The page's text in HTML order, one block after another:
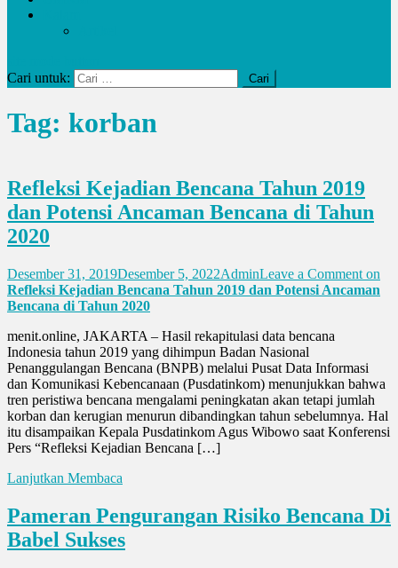
Cari untuk:
Tag: korban
Refleksi Kejadian Bencana Tahun 2019
dan Potensi Ancaman Bencana di Tahun
2020
Desember 31, 2019Desember 5, 2022AdminLeave a Comment on
Refleksi Kejadian Bencana Tahun 2019 dan Potensi Ancaman
Bencana di Tahun 2020
menit.online, JAKARTA – Hasil rekapitulasi data bencana
Indonesia tahun 2019 yang dihimpun Badan Nasional
Penanggulangan Bencana (BNPB) melalui Pusat Data Informasi
dan Komunikasi Kebencanaan (Pusdatinkom) menunjukkan bahwa
tren peristiwa bencana mengalami peningkatan akan tetapi jumlah
korban dan kerugian menurun dibandingkan tahun sebelumnya. Hal
itu disampaikan Kepala Pusdatinkom Agus Wibowo saat Konferensi
Pers “Refleksi Kejadian Bencana […]
Lanjutkan Membaca
Pameran Pengurangan Risiko Bencana Di
Babel Sukses